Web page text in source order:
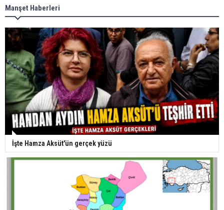
Manşet Haberleri
İşte Hamza Aksüt'ün gerçek yüzü